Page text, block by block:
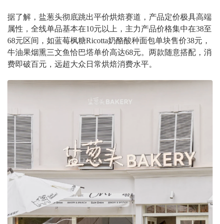
据了解，盐葱头彻底跳出平价烘焙赛道，产品定价极具高端
属性，全线单品基本在10元以上，主力产品价格集中在38至
68元区间，如蓝莓枫糖Ricotta奶酪酸种面包单块售价38元，
牛油果烟熏三文鱼恰巴塔单价高达68元。两款随意搭配，消
费即破百元，远超大众日常烘焙消费水平。